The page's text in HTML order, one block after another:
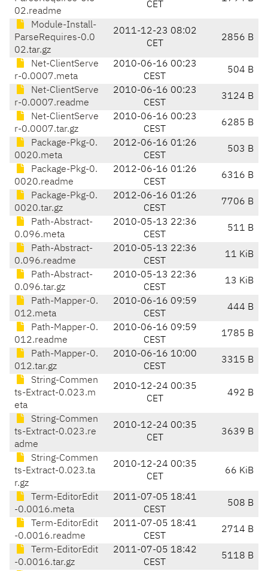
02.readme
CET
Module-Install-
ParseRequires-0.0
02.tar.gz
2011-12-23 08:02
CET
2856 B
Net-ClientServe
r-0.0007.meta
2010-06-16 00:23
CEST
504 B
Net-ClientServe
r-0.0007.readme
2010-06-16 00:23
CEST
3124 B
Net-ClientServe
r-0.0007.tar.gz
2010-06-16 00:23
CEST
6285 B
Package-Pkg-0.
0020.meta
2012-06-16 01:26
CEST
503 B
Package-Pkg-0.
0020.readme
2012-06-16 01:26
CEST
6316 B
Package-Pkg-0.
0020.tar.gz
2012-06-16 01:26
CEST
7706 B
Path-Abstract-
0.096.meta
2010-05-13 22:36
CEST
511 B
Path-Abstract-
0.096.readme
2010-05-13 22:36
CEST
11 KiB
Path-Abstract-
0.096.tar.gz
2010-05-13 22:36
CEST
13 KiB
Path-Mapper-0.
012.meta
2010-06-16 09:59
CEST
444 B
Path-Mapper-0.
012.readme
2010-06-16 09:59
CEST
1785 B
Path-Mapper-0.
012.tar.gz
2010-06-16 10:00
CEST
3315 B
String-Commen
ts-Extract-0.023.m
eta
2010-12-24 00:35
CET
492 B
String-Commen
ts-Extract-0.023.re
adme
2010-12-24 00:35
CET
3639 B
String-Commen
ts-Extract-0.023.ta
r.gz
2010-12-24 00:35
CET
66 KiB
Term-EditorEdit
-0.0016.meta
2011-07-05 18:41
CEST
508 B
Term-EditorEdit
-0.0016.readme
2011-07-05 18:41
CEST
2714 B
Term-EditorEdit
-0.0016.tar.gz
2011-07-05 18:42
CEST
5118 B